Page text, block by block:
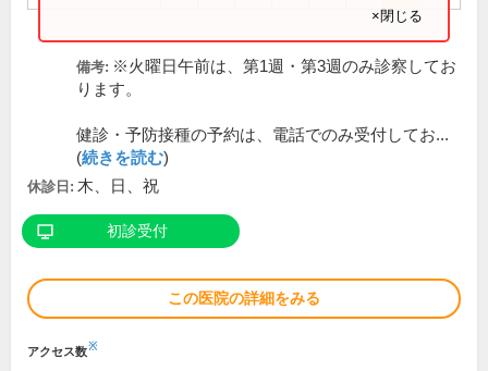
×閉じる
備考: ※火曜日午前は、第1週・第3週のみ診察してお
ります。
健診・予防接種の予約は、電話でのみ受付してお...
(続きを読む)
休診日: 木、日、祝
初診受付
この医院の詳細をみる
アクセス数※